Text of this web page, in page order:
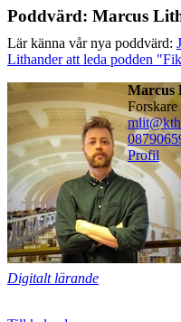
Poddvärd: Marcus
Lär känna vår nya poddvärd:
Lithander att leda podden
Marcus
forskare
08790
Profil
Digitalt lärande